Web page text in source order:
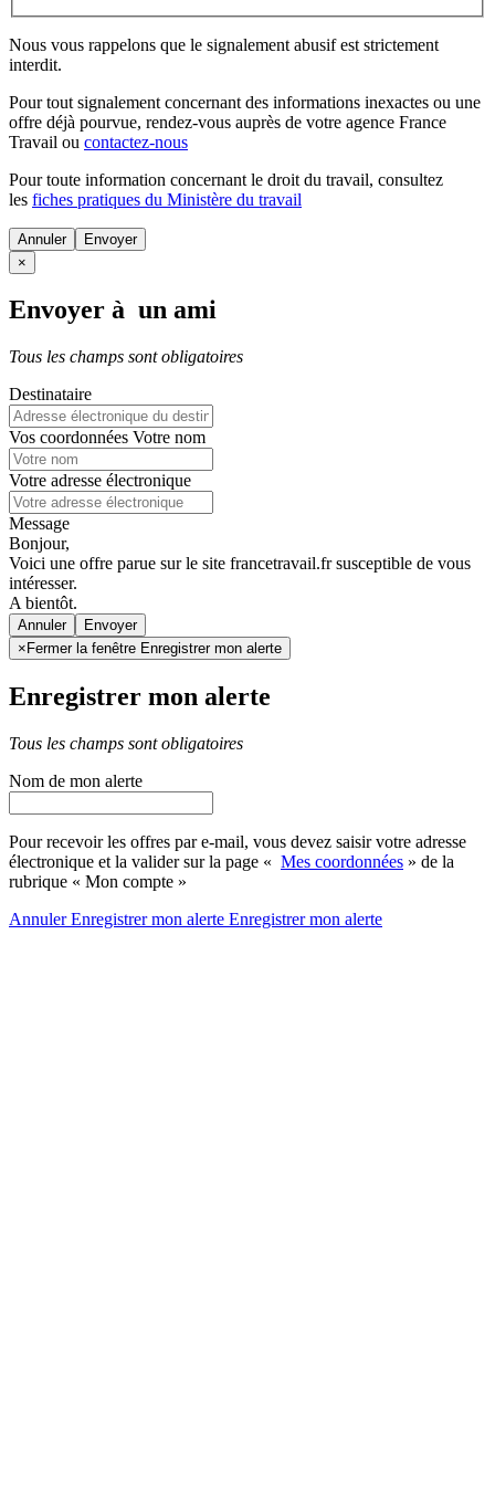
Nous vous rappelons que le signalement abusif est strictement
interdit.
Pour tout signalement concernant des informations inexactes ou une
offre déjà pourvue, rendez-vous auprès de votre agence France
Travail ou contactez-nous
Pour toute information concernant le droit du travail, consultez
les fiches pratiques du Ministère du travail
Annuler
×
Envoyer à un ami
Tous les champs sont obligatoires
Destinataire
Vos coordonnées Votre nom
Votre adresse électronique
Message
Bonjour,
Voici une offre parue sur le site francetravail.fr susceptible de vous
intéresser.
A bientôt.
Annuler
× Fermer la fenêtre Enregistrer mon alerte
Enregistrer mon alerte
Tous les champs sont obligatoires
Nom de mon alerte
Pour recevoir les offres par e-mail, vous devez saisir votre adresse
électronique et la valider sur la page « Mes coordonnées » de la
rubrique « Mon compte »
AnnulerEnregistrer mon alerte Enregistrermon alerte